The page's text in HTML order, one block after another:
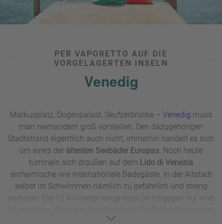
PER VAPORETTO AUF DIE
VORGELAGERTEN INSELN
Venedig
Markusplatz, Dogenpalast, Seufzerbrücke – Venedig muss
man niemandem groß vorstellen. Den dazugehörigen
Stadtstrand eigentlich auch nicht, immerhin handelt es sich
um eines der ältesten Seebäder Europas. Noch heute
tummeln sich draußen auf dem Lido di Venezia
einheimische wie internationale Badegäste. In der Altstadt
selbst ist Schwimmen nämlich zu gefährlich und streng
verboten. Die 12 Kilometer lange Insel ist hingegen nur eine
ostseitig, also außerhalb der Lagune – und sind daher mit